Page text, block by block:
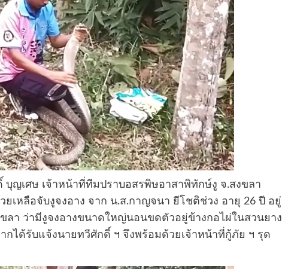
ญเศษ เจ้าหน้าที่ทีมปราบอสรพิษอาสาพิทักษ์งู จ.สงขลา
เหลือจับงูจงอาง จาก น.ส.กาญจนา ยีโชติช่วง อายุ 26 ปี อยู่
ลา ว่ามีงูจงอางขนาดใหญ่นอนขดตัวอยู่ข้างกอไผ่ในสวนยาง
กได้รับแจ้งนายทวีศักดิ์ ฯ จึงพร้อมด้วยเจ้าหน้าที่กู้ภัย ฯ รุด